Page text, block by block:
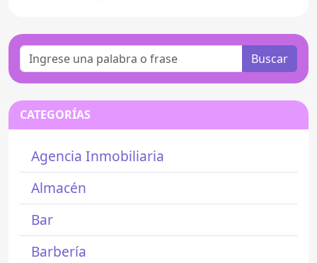
Buscar
CATEGORÍAS
Agencia Inmobiliaria
Almacén
Bar
Barbería